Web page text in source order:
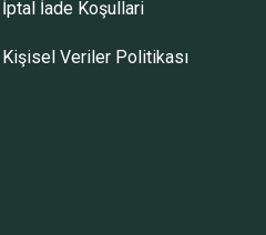
İptal İade Koşullari
Kişisel Veriler Politikası